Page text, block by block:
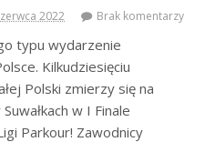
2022 Brak komentarzy
typu wydarzenie
Kilkudziesięciu
Polski zmierzy się na
w I Finale
Parkour! Zawodnicy